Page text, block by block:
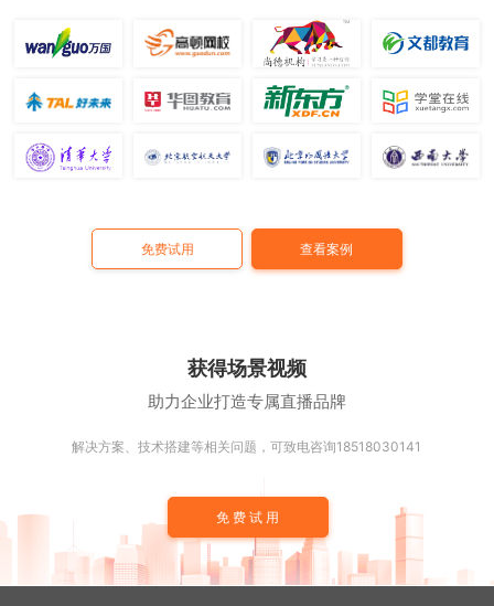
免费试用 查看案例
获得场景视频
助力企业打造专属直播品牌
解决方案、技术搭建等相关问题，可致电咨询18518030141
免费试用